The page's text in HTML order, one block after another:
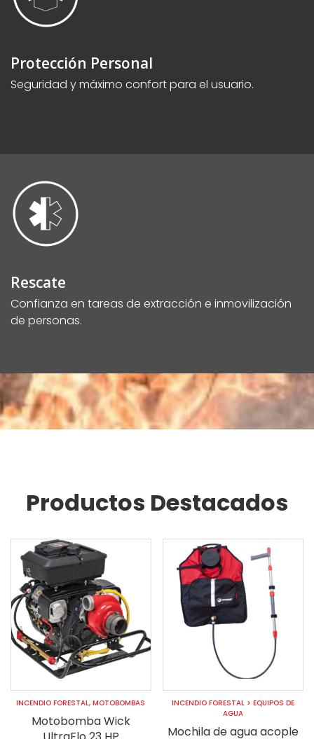
Protección Personal
Seguridad y máximo confort para el usuario.
Rescate
Confianza en tareas de extracción e inmovilización
de personas.
Productos Destacados
INCENDIO FORESTAL,MOTOBOMBAS
Motobomba Wick
INCENDIO FORESTAL >EQUIPOS DE
AGUA
Mochila de agua acople